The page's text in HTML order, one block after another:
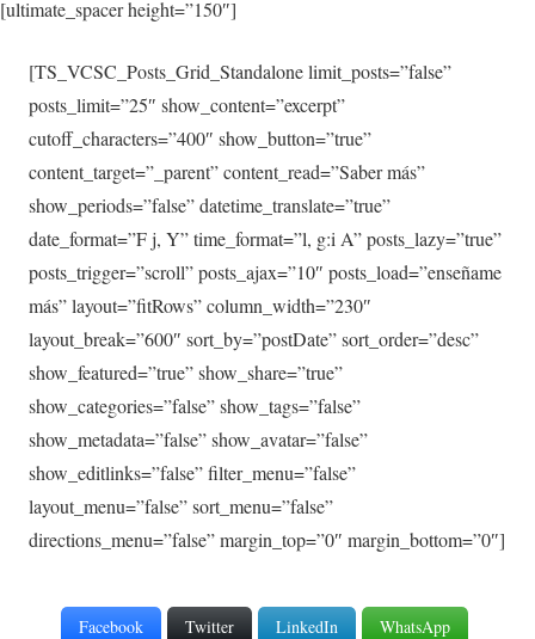
[ultimate_spacer height=”150″]
[TS_VCSC_Posts_Grid_Standalone limit_posts=”false”
posts_limit=”25″ show_content=”excerpt”
cutoff_characters=”400″ show_button=”true”
content_target=”_parent” content_read=”Saber más”
show_periods=”false” datetime_translate=”true”
date_format=”F j, Y” time_format=”l, g:i A” posts_lazy=”true”
posts_trigger=”scroll” posts_ajax=”10″ posts_load=”enseñame
más” layout=”fitRows” column_width=”230″
layout_break=”600″ sort_by=”postDate” sort_order=”desc”
show_featured=”true” show_share=”true”
show_categories=”false” show_tags=”false”
show_metadata=”false” show_avatar=”false”
show_editlinks=”false” filter_menu=”false”
layout_menu=”false” sort_menu=”false”
directions_menu=”false” margin_top=”0″ margin_bottom=”0″]
Facebook Twitter LinkedIn
WhatsApp